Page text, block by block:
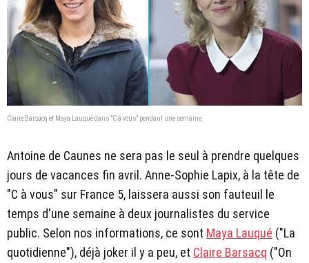
Claire Barsacq et Maya Lauqué dans "C à vous" pendant une semaine.
Antoine de Caunes ne sera pas le seul à prendre quelques
jours de vacances fin avril. Anne-Sophie Lapix, à la tête de
"C à vous" sur France 5, laissera aussi son fauteuil le
temps d'une semaine à deux journalistes du service
public. Selon nos informations, ce sont Maya Lauqué ("La
quotidienne"), déjà joker il y a peu, et Claire Barsacq ("On